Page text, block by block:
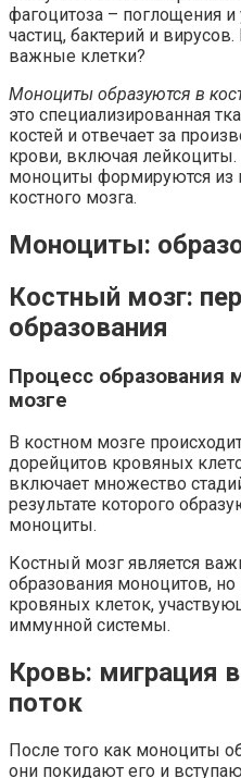
фагоцитоза – поглощения
частиц, бактерий и
важные клетки?
Моноциты образуются в
это специализированная
костей и отвечает за
крови, включая
моноциты формируются из
костного мозга.
Моноциты:
Костный мозг:
образования
Процесс образования
мозге
В костном мозге
дорейцитов кровяных
включает множество
результате которого
моноциты.
Костный мозг является
образования моноцитов,
кровяных клеток,
иммунной системы.
Кровь: миграция
поток
После того как моноциты
они покидают его и